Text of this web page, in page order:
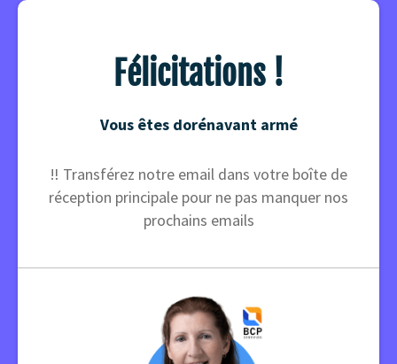
Félicitations !
Vous êtes dorénavant armé
‼️ Transférez notre email dans votre boîte de
réception principale pour ne pas manquer nos
prochains emails